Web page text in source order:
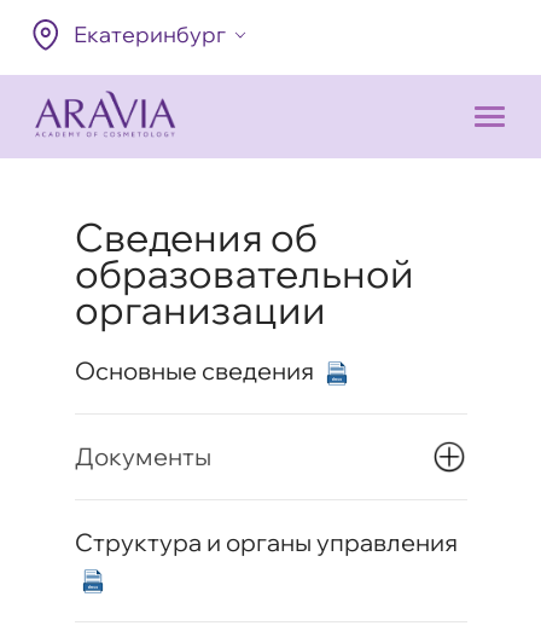
Екатеринбург
Сведения об
образовательной
организации
Основные сведения
Документы
Структура и органы управления